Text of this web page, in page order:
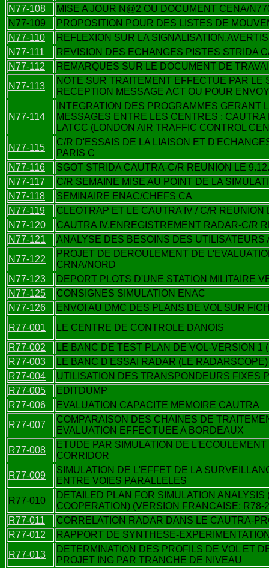
N77-108
MISE A JOUR N@2 OU DOCUMENT CENA/
N77-109
PROPOSITION POUR DES LISTES DE
N77-110
REFLEXION SUR LA
N77-111
REVISION DES ECHANGES PISTES STRIDA
N77-112
REMARQUES SUR LE DOCUMENT DE
N77-113
NOTE SUR TRAITEMENT EFFECTUE PAR LE
RECEPTION MESSAGE ACT OU POUR
N77-114
INTEGRATION DES PROGRAMMES
MESSAGES ENTRE LES CENTRES :
LATCC (LONDON AIR TRAFFIC CONTROL
N77-115
C/R D'ESSAIS DE LA LIAISON ET
PARIS C
N77-116
SGOT STRIDA CAUTRA-C/R REUNION LE
N77-117
C/R SEMAINE MISE AU POINT DE LA
N77-118
SEMINAIRE ENAC/CHEFS CA
N77-119
CLEOTRAP ET LE CAUTRA IV / C/R REUNION
N77-120
CAUTRA IV.ENREGISTREMENT RADAR-C/R
N77-121
ANALYSE DES BESOINS DES UTILISATEURS
N77-122
PROJET DE DEROULEMENT DE
CRNA/NORD
N77-123
DEPORT PLOTS D'UNE STATION MILITAIRE
N77-125
CONSIGNES SIMULATION ENAC
N77-126
ENVOI AU DMC DES PLANS DE VOL SUR
R77-001
LE CENTRE DE CONTROLE DANOIS
R77-002
LE BANC DE TEST PLAN DE VOL-VERSION 1
R77-003
LE BANC D'ESSAI RADAR (LE RADARSCOPE)
R77-004
UTILISATION DES TRANSPONDEURS FIXES
R77-005
EDITDUMP
R77-006
EVALUATION CAPACITE MEMOIRE CAUTRA
R77-007
COMPARAISON DES CHAINES DE
EVALUATION EFFECTUEE A BORDEAUX
R77-008
ETUDE PAR SIMULATION DE
CORRIDOR
R77-009
SIMULATION DE L'EFFET DE LA
ENTRE VOIES PARALLELES
R77-010
DETAILED PLAN FOR SIMULATION
COOPERATION) (VERSION FRANCAISE: R78-
R77-011
CORRELATION RADAR DANS LE CAUTRA-
R77-012
RAPPORT DE SYNTHESE-
R77-013
DETERMINATION DES PROFILS DE VOL ET
PROJET ING PAR TRANCHE DE NIVEAU